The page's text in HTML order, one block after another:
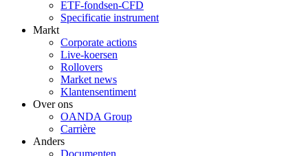
ETF-fondsen-CFD
Specificatie instrument
Markt
Corporate actions
Live-koersen
Rollovers
Market news
Klantensentiment
Over ons
OANDA Group
Carrière
Anders
Documenten